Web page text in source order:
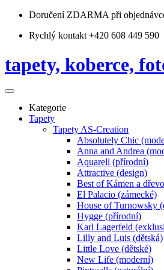
Doručení ZDARMA při
Rychlý kontakt +420 608 449 590
tapety, koberce,
Kategorie
Tapety
Tapety AS-Creation
Absolutely Chic
Anna and Andrea
Aquarell (přírodní)
Attractive (design)
Best of Kámen a
El Palacio (zámecké)
House of Turnowsky
Hygge (přírodní)
Karl Lagerfeld
Lilly and Luis (dětská)
Little Love (dětské)
New Life (moderní)